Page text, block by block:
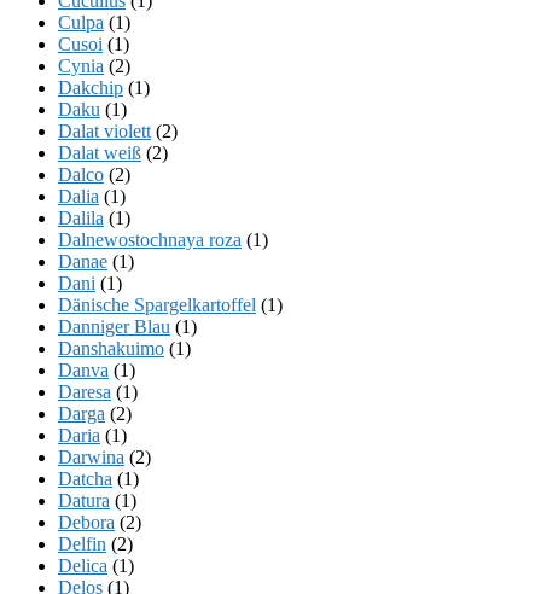
Culpa (1)
Cusoi (1)
Cynia (2)
Dakchip (1)
Daku (1)
Dalat violett (2)
Dalat weiß (2)
Dalco (2)
Dalia (1)
Dalila (1)
Dalnewostochnaya roza (1)
Danae (1)
Dani (1)
Dänische Spargelkartoffel (1)
Danniger Blau (1)
Danshakuimo (1)
Danva (1)
Daresa (1)
Darga (2)
Daria (1)
Darwina (2)
Datcha (1)
Datura (1)
Debora (2)
Delfin (2)
Delica (1)
Delos (1)